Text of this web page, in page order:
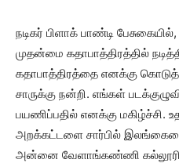
நடிகர் பிளாக் பாண்டி
முதன்மை கதாபாத்திரத்தில்
கதாபாத்திரத்தை எனக்கு
சாருக்கு நன்றி. எங்கள்
பயணிப்பதில் எனக்கு மகிழ்ச்சி.
அறக்கட்டளை சார்பில்
அன்னை வேளாங்கண்ணி